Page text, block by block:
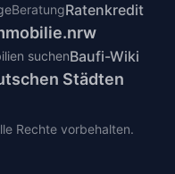
BeratungRatenkredit
suchenBaufi-Wiki
Städten
Rechte vorbehalten.